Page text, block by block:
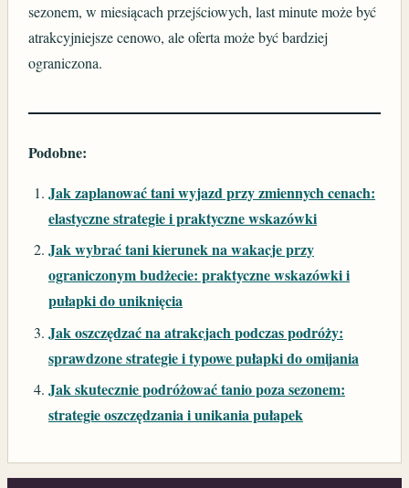
sezonem, w miesiącach przejściowych, last minute może być
atrakcyjniejsze cenowo, ale oferta może być bardziej
ograniczona.
Podobne:
Jak zaplanować tani wyjazd przy zmiennych cenach:
elastyczne strategie i praktyczne wskazówki
Jak wybrać tani kierunek na wakacje przy
ograniczonym budżecie: praktyczne wskazówki i
pułapki do uniknięcia
Jak oszczędzać na atrakcjach podczas podróży:
sprawdzone strategie i typowe pułapki do omijania
Jak skutecznie podróżować tanio poza sezonem:
strategie oszczędzania i unikania pułapek